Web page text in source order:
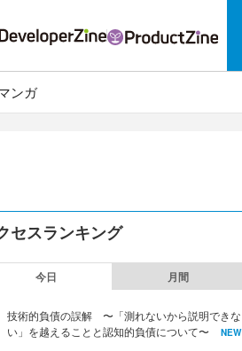
ンガ
セスランキング
今日 月間
技術的負債の誤解 〜「測れないから説明できな
い」を越えることと認知的負債について〜
NEW